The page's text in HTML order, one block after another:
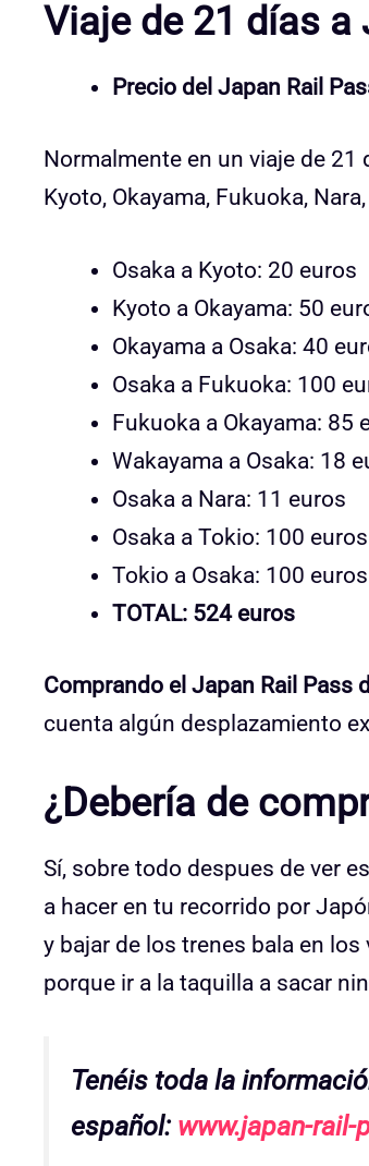
Viaje de 21 días a
Precio del Japan Rail
Normalmente en un viaje de 21
Kyoto, Okayama, Fukuoka,
Osaka a Kyoto: 20 euros
Kyoto a Okayama: 50
Okayama a Osaka: 40
Osaka a Fukuoka: 100
Fukuoka a Okayama: 85
Wakayama a Osaka: 18
Osaka a Nara: 11 euros
Osaka a Tokio: 100 euros
Tokio a Osaka: 100 euros
TOTAL: 524 euros
Comprando el Japan Rail Pass
cuenta algún desplazamiento
¿Debería de
Sí, sobre todo despues de ver
a hacer en tu recorrido por
y bajar de los trenes bala en
porque ir a la taquilla a sacar
Tenéis toda la
español: www.japan-rail-